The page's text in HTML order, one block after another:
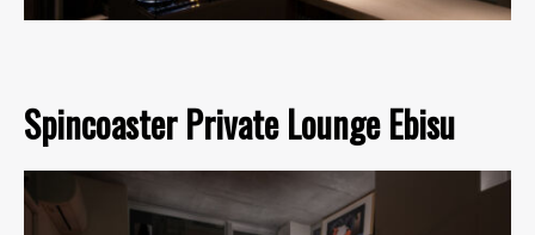
Spincoaster Private Lounge Ebisu